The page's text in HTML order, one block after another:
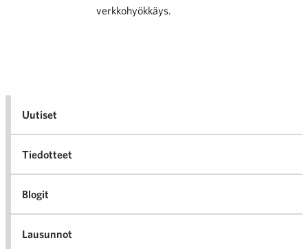
verkkohyökkäys.
Uutiset
Tiedotteet
Blogit
Lausunnot